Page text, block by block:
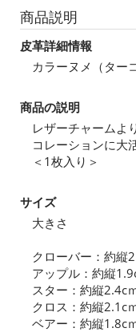
商品説明
皮革詳細情報
カラーヌメ（ター
商品の説明
レザーチャームよ
コレーションに大
＜1枚入り＞
サイズ
大きさ
クローバー：約縦
アップル：約縦
スター：約縦2.4c
クロス：約縦2.1c
ベアー：約縦1.8c